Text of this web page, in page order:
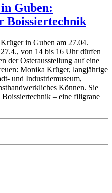
Guben:
Boissiertechnik
in Guben am 27.04.
von 14 bis 16 Uhr dürfen
der Osterausstellung auf eine
Monika Krüger, langjährige
und Industriemuseum,
Können. Sie
Boissiertechnik – eine filigrane